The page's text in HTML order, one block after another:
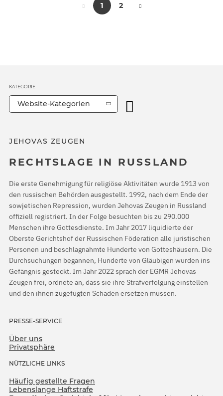
1 2
JEHOVAS ZEUGEN
RECHTSLAGE IN RUSSLAND
Die erste Genehmigung für religiöse Aktivitäten wurde 1913 von
den russischen Behörden ausgestellt. 1992, nach dem Ende der
sowjetischen Repression, wurden Jehovas Zeugen in Russland
offiziell registriert. In der Folge besuchten bis zu 290.000
Menschen ihre Gottesdienste. Im Jahr 2017 liquidierte der
Oberste Gerichtshof der Russischen Föderation alle juristischen
Personen und beschlagnahmte Hunderte von Gotteshäusern. Die
Durchsuchungen begannen, Hunderte von Gläubigen wurden ins
Gefängnis gesteckt. Im Jahr 2022 sprach der EGMR Jehovas
Zeugen frei, ordnete an, dass sie ihre Strafverfolgung einstellen
und den ihnen zugefügten Schaden ersetzen müssen.
PRESSE-SERVICE
Über uns
Privatsphäre
NÜTZLICHE LINKS
Häufig gestellte Fragen
Lebenslange Haftstrafe
KATEGORIE
Website-Kategorien